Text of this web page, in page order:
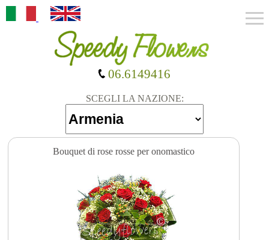
SCEGLI LA NAZIONE:
06.6149416
Bouquet di rose rosse per onomastico